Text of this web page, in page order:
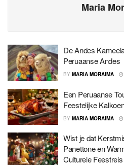
Maria
De Andes
Peruaanse Andes
BY MARIA MORAIMA
Een Peruaanse
Feestelijke
BY MARIA MORAIMA
Wist je dat
Panettone en
Culturele Feestreis